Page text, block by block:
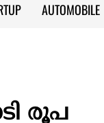
AUTOMOBILE
രൂപ